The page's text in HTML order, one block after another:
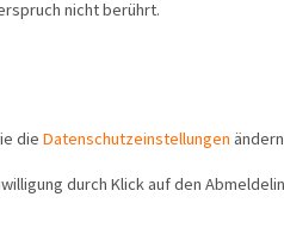
nicht berührt.
dieDatenschutzeinstellungen
durch Klick auf den